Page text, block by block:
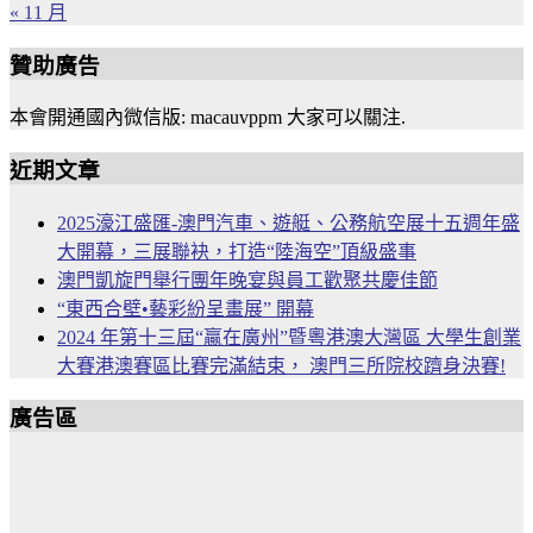
« 11 月
贊助廣告
本會開通國內微信版: macauvppm 大家可以關注.
近期文章
2025濠江盛匯-澳門汽車、遊艇、公務航空展十五週年盛
大開幕，三展聯袂，打造“陸海空”頂級盛事
澳門凱旋門舉行團年晚宴與員工歡聚共慶佳節
“東西合壁•藝彩紛呈畫展” 開幕
2024 年第十三屆“贏在廣州”暨粵港澳大灣區 大學生創業
大賽港澳賽區比賽完滿結束， 澳門三所院校躋身決賽!
廣告區